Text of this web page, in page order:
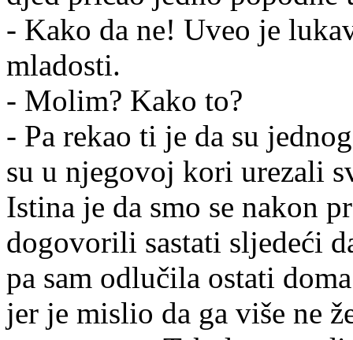
- Kako da ne! Uveo je
mladosti.
- Molim? Kako to?
- Pa rekao ti je da su
su u njegovoj kori urezali
Istina je da smo se nakon
dogovorili sastati sljedeći
pa sam odlučila ostati
jer je mislio da ga više ne